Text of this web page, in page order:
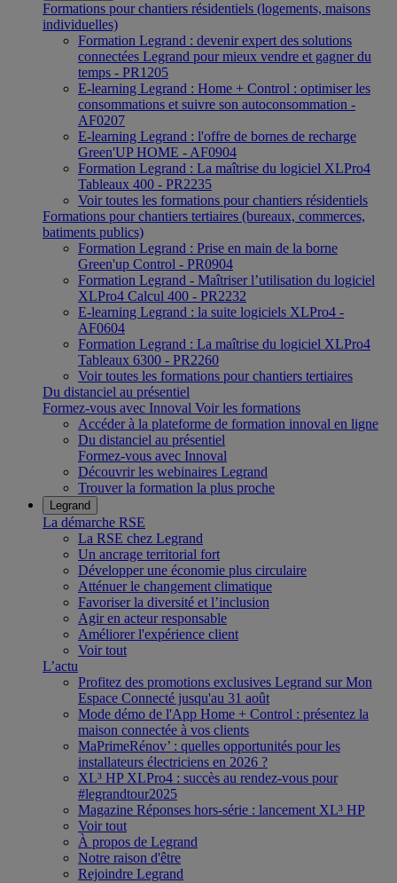
Formations pour chantiers résidentiels (logements, maisons
individuelles)
Formation Legrand : devenir expert des solutions
connectées Legrand pour mieux vendre et gagner du
temps - PR1205
E-learning Legrand : Home + Control : optimiser les
consommations et suivre son autoconsommation -
AF0207
E-learning Legrand : l'offre de bornes de recharge
Green'UP HOME - AF0904
Formation Legrand : La maîtrise du logiciel XLPro4
Tableaux 400 - PR2235
Voir toutes les formations pour chantiers résidentiels
Formations pour chantiers tertiaires (bureaux, commerces,
batiments publics)
Formation Legrand : Prise en main de la borne
Green'up Control - PR0904
Formation Legrand - Maîtriser l’utilisation du logiciel
XLPro4 Calcul 400 - PR2232
E-learning Legrand : la suite logiciels XLPro4 -
AF0604
Formation Legrand : La maîtrise du logiciel XLPro4
Tableaux 6300 - PR2260
Voir toutes les formations pour chantiers tertiaires
Du distanciel au présentiel
Formez-vous avec Innoval Voir les formations
Accéder à la plateforme de formation innoval en ligne
Du distanciel au présentiel
Formez-vous avec Innoval
Découvrir les webinaires Legrand
Trouver la formation la plus proche
Legrand
La démarche RSE
La RSE chez Legrand
Un ancrage territorial fort
Développer une économie plus circulaire
Atténuer le changement climatique
Favoriser la diversité et l’inclusion
Agir en acteur responsable
Améliorer l'expérience client
Voir tout
L’actu
Profitez des promotions exclusives Legrand sur Mon
Espace Connecté jusqu'au 31 août
Mode démo de l'App Home + Control : présentez la
maison connectée à vos clients
MaPrimeRénov’ : quelles opportunités pour les
installateurs électriciens en 2026 ?
XL³ HP XLPro4 : succès au rendez-vous pour
#legrandtour2025
Magazine Réponses hors-série : lancement XL³ HP
Voir tout
À propos de Legrand
Notre raison d'être
Rejoindre Legrand